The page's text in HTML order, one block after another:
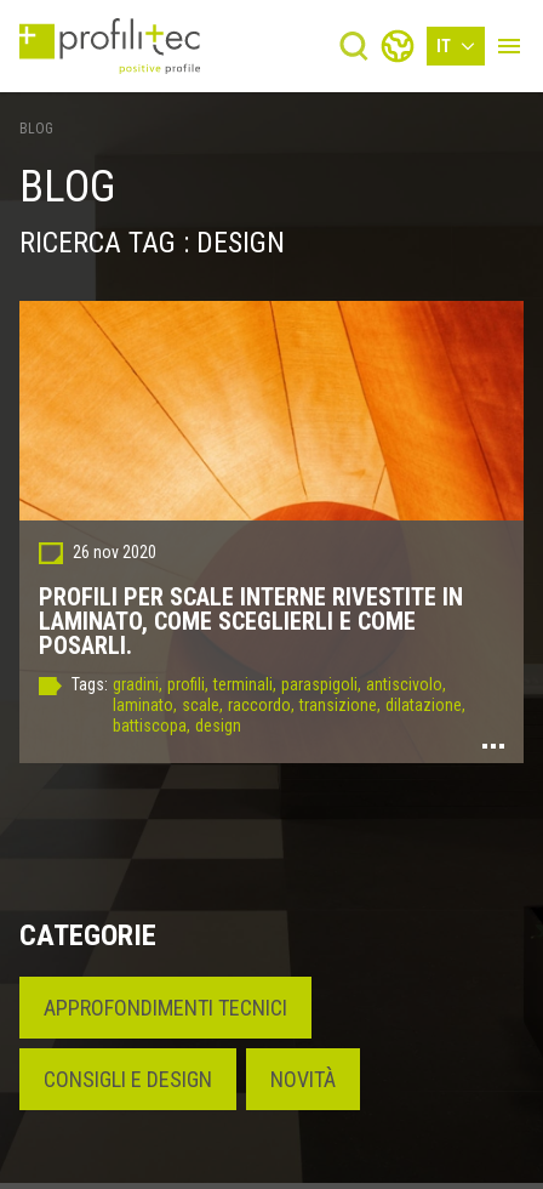
IT
BLOG
BLOG
RICERCA TAG : DESIGN
26 nov 2020
PROFILI PER SCALE INTERNE RIVESTITE IN
LAMINATO, COME SCEGLIERLI E COME
POSARLI.
Tags: gradini, profili, terminali, paraspigoli, antiscivolo,
laminato, scale, raccordo, transizione, dilatazione,
battiscopa, design
CATEGORIE
APPROFONDIMENTI TECNICI
CONSIGLI E DESIGN NOVITÀ